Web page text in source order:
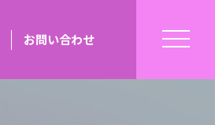
お問い合わせ